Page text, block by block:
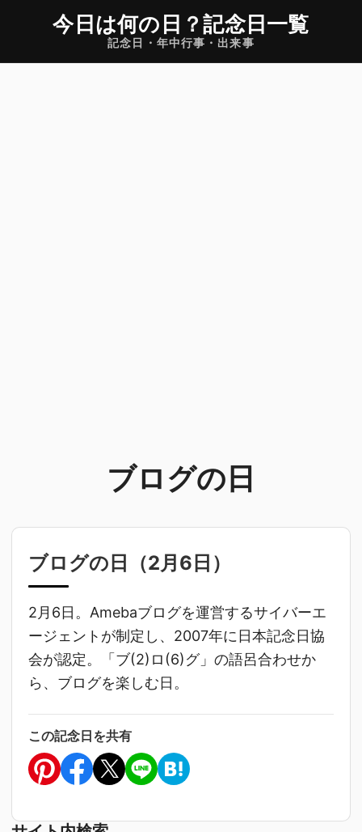
今日は何の日 ？記念日一覧
記念日・年中行事・出来事
ブログの日
ブログの日（2月6日 ）
2月6日。Amebaブログを運営するサイバーエ
ージェントが制定し、2007年に日本記念日協
会が認定。「ブ(2)ロ(6)グ」の語呂合わせか
ら、ブログを楽しむ日。
この記念日を共有